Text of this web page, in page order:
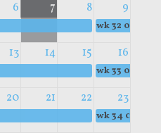
6 7 8 9
wk 32 00:00
13 14 15 16
wk 33 00:00
20 21 22 23
wk 34 00:00